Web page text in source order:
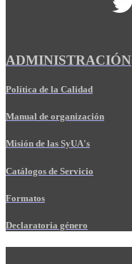
ADMINISTRACIÓN
Política de la Calidad
Manual de organización
Misión de las SyUA's
Catálogos de Servicio
Formatos
Declaratoria género